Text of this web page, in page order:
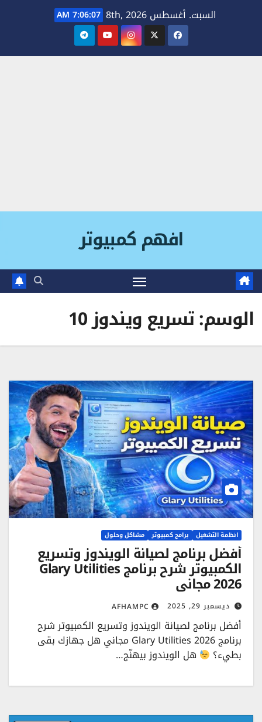
السبت. أغسطس 8th, 2026 7:06:08 AM
افهم كمبيوتر
الوسم:تسريع ويندوز 10
انظمة التشغيل برامج كمبيوتر مشاكل وحلول
أفضل برنامج لصيانة الويندوز وتسريع
الكمبيوتر شرح برنامج Glary Utilities
2026 مجاني
ديسمبر 29, 2025 AFHAMPC
أفضل برنامج لصيانة الويندوز وتسريع الكمبيوتر شرح
برنامج Glary Utilities 2026 مجاني هل جهازك بقى
بطيء؟
هل الويندوز بيهنّج…